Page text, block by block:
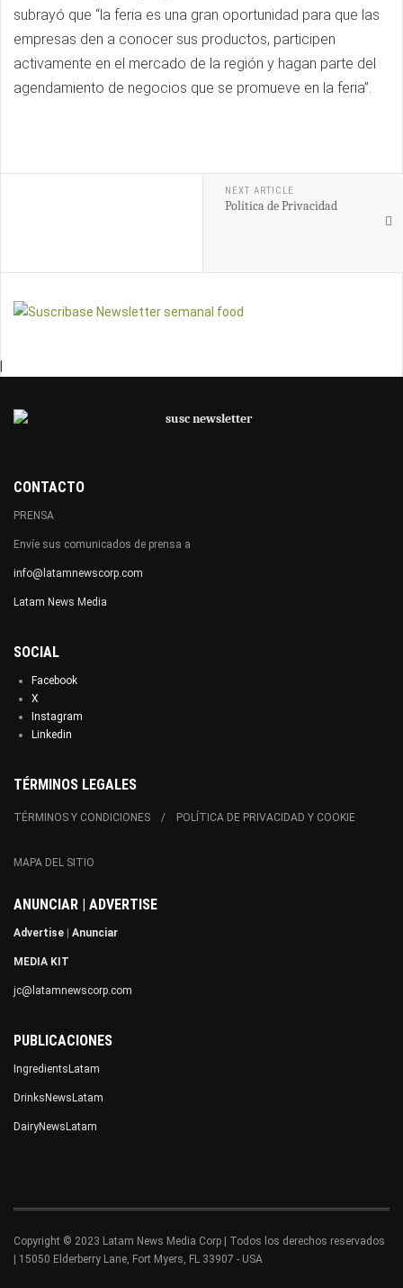
subrayó que “la feria es una gran oportunidad para que las
empresas den a conocer sus productos, participen
activamente en el mercado de la región y hagan parte del
agendamiento de negocios que se promueve en la feria”.
NEXT ARTICLE
Política de Privacidad
CONTACTO
PRENSA
Envíe sus comunicados de prensa a
info@latamnewscorp.com
Latam News Media
SOCIAL
Facebook
X
Instagram
Linkedin
TÉRMINOS LEGALES
TÉRMINOS Y CONDICIONES POLÍTICA DE PRIVACIDAD Y COOKIE
MAPA DEL SITIO
ANUNCIAR | ADVERTISE
Advertise Anunciar
MEDIA KIT
jc@latamnewscorp.com
PUBLICACIONES
IngredientsLatam
DrinksNewsLatam
DairyNewsLatam
Copyright © 2023 Latam News Media Corp | Todos los derechos reservados
| 15050 Elderberry Lane, Fort Myers, FL 33907 - USA